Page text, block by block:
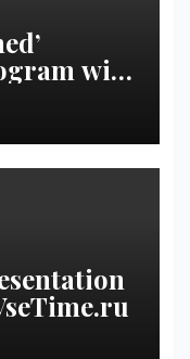
with
|